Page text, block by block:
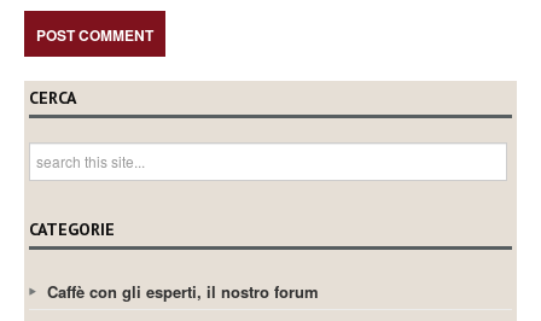
CERCA
CATEGORIE
Caffè con gli esperti, il nostro forum